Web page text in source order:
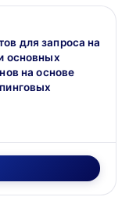
для запроса на
основных
на основе